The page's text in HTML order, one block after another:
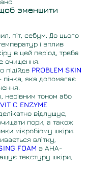
щоб зменшити
піт, себум. До цього
і вплив
в цей період, треба
очищення.
підійде PROBLEM SKIN
пінка, яка допомагає
нерівним тоном або
VIT C ENZYME
відлущує,
пори, а також
мікробіому шкіри.
влітку,
FOAM з AHA-
текстуру шкіри,